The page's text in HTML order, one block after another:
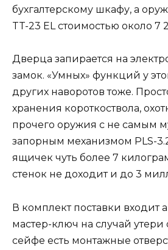
бухгалтерскому шкафу, а
TT-23 EL стоимостью около 7
Дверца запирается на
замок. «Умных» функций у
других наворотов тоже.
хранения короткоствола,
прочего оружия с не самым
запорным механизмом PLS-
ящичек чуть более 7
стенок не доходит и до 3
В комплект поставки входит
мастер-ключ на случай утери
сейфе есть монтажные